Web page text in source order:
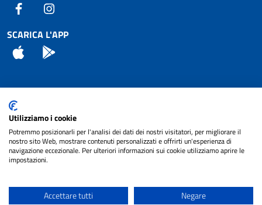
Facebook
SCARICA L'APP
App Store
Attuazione Misure PNRR
Piano di miglioramento del sito
Note legali
cura diNET SMART
Utilizziamo i cookie
Potremmo posizionarli per l'analisi dei dati dei nostri visitatori, per migliorare il
nostro sito Web, mostrare contenuti personalizzati e offrirti un'esperienza di
navigazione eccezionale. Per ulteriori informazioni sui cookie utilizziamo aprire le
impostazioni.
Accettare tutti Negare